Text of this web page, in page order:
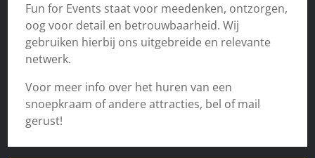
Fun for Events staat voor meedenken, ontzorgen,
oog voor detail en betrouwbaarheid. Wij
gebruiken hierbij ons uitgebreide en relevante
netwerk.
Voor meer info over het huren van een
snoepkraam of andere attracties, bel of mail
gerust!